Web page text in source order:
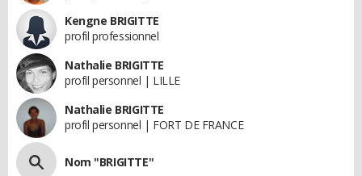
Kengne BRIGITTE
profil professionnel
Nathalie BRIGITTE
profil personnel | LILLE
Nathalie BRIGITTE
profil personnel | FORT DE FRANCE
Nom "BRIGITTE"